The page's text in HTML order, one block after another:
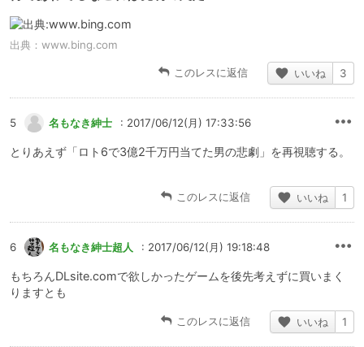
出典： www.bing.com
このレスに返信 いいね 3
5 名もなき紳士 : 2017/06/12(月) 17:33:56
とりあえず「ロト6で3億2千万円当てた男の悲劇」を再視聴する。
このレスに返信 いいね 1
6 名もなき紳士超人 : 2017/06/12(月) 19:18:48
もちろんDLsite.comで欲しかったゲームを後先考えずに買いまく
りますとも
このレスに返信 いいね 1